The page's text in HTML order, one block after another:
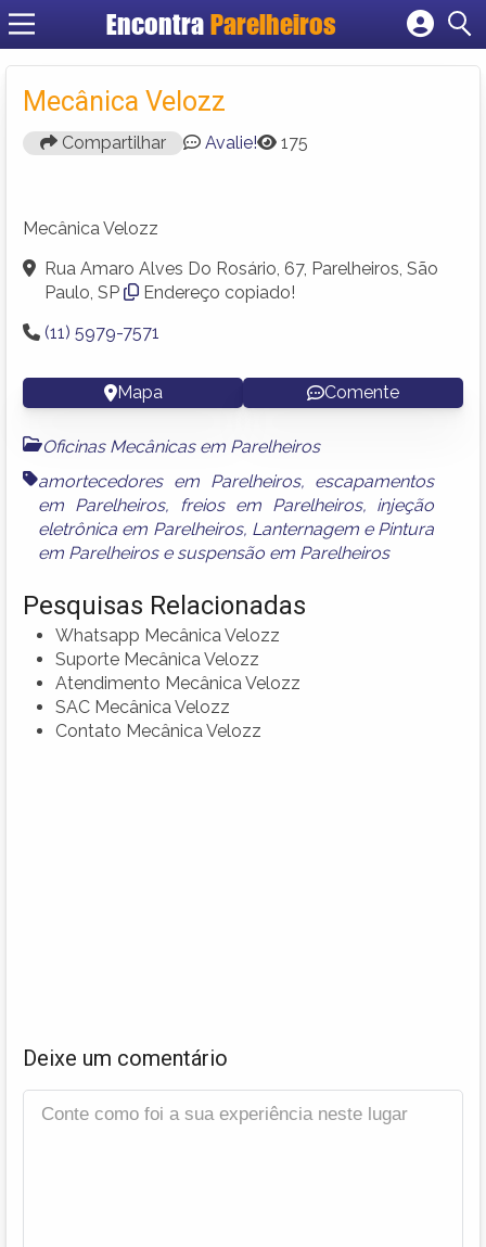
Encontra Parelheiros
Cadastrar empresa
Criar conta
Mecânica Velozz
Compartilhar Avalie! 175
Mecânica Velozz
Rua Amaro Alves Do Rosário, 67, Parelheiros, São
Paulo, SP
Endereço copiado!
(11) 5979-7571
Mapa Comente
Oficinas Mecânicas em Parelheiros
amortecedores em Parelheiros, escapamentos
em Parelheiros, freios em Parelheiros, injeção
eletrônica em Parelheiros, Lanternagem e Pintura
em Parelheirose suspensão em Parelheiros
Pesquisas Relacionadas
Whatsapp Mecânica Velozz
Suporte Mecânica Velozz
Atendimento Mecânica Velozz
SAC Mecânica Velozz
Contato Mecânica Velozz
Deixe um comentário